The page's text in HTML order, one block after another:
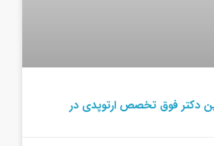
دکتر فوق تخصص ارتوپدی در